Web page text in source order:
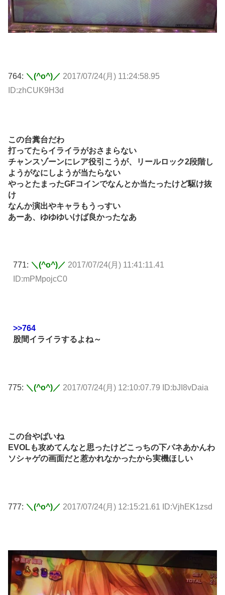
764: ＼(^o^)／ 2017/07/24(月) 11:24:58.95
ID:zhCUK9H3d
この台糞台だわ
打ってたらイライラがおさまらない
チャンスゾーンにレア役引こうが、リールロック2段階し
ようがなにしようが当たらない
やっとたまったGFコインでなんとか当たったけど駆け抜
け
なんか演出やキャラもうっすい
あーあ、ゆゆゆいけば良かったなあ
771: ＼(^o^)／ 2017/07/24(月) 11:41:11.41
ID:mPMpojcC0
>>764
股間イライラするよね～
775: ＼(^o^)／ 2017/07/24(月) 12:10:07.79 ID:bJI8vDaia
この台やばいね
EVOLも攻めてんなと思ったけどこっちの下パネあかんわ
ソシャゲの画面だと惹かれなかったから実機ほしい
777: ＼(^o^)／ 2017/07/24(月) 12:15:21.61 ID:VjhEK1zsd